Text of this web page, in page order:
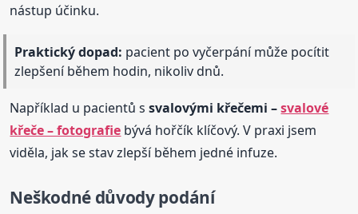
nástup účinku.
Praktický dopad: pacient po vyčerpání může pocítit
zlepšení během hodin, nikoliv dnů.
Například u pacientů ssvalovými křečemi –svalové
křeče – fotografie bývá hořčík klíčový. V praxi jsem
viděla, jak se stav zlepší během jedné infuze.
Neškodné důvody podání